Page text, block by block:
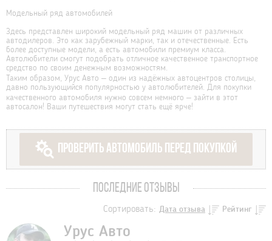
Модельный ряд автомобилей
Здесь представлен широкий модельный ряд машин от различных
автодилеров. Это как зарубежный марки, так и отечественные. Есть
более доступные модели, а есть автомобили премиум класса.
Автолюбители смогут подобрать отличное качественное транспортное
средство по своим денежным возможностям.
Таким образом, Урус Авто – один из надёжных автоцентров столицы,
давно пользующийся популярностью у автолюбителей. Для покупки
качественного автомобиля нужно совсем немного – зайти в этот
автосалон! Ваши путешествия могут стать ещё ярче!
ПРОВЕРИТЬ АВТОМОБИЛЬ ПЕРЕД ПОКУПКОЙ
ПОСЛЕДНИЕ ОТЗЫВЫ
Сортировать: Дата отзыва Рейтинг
Урус Авто